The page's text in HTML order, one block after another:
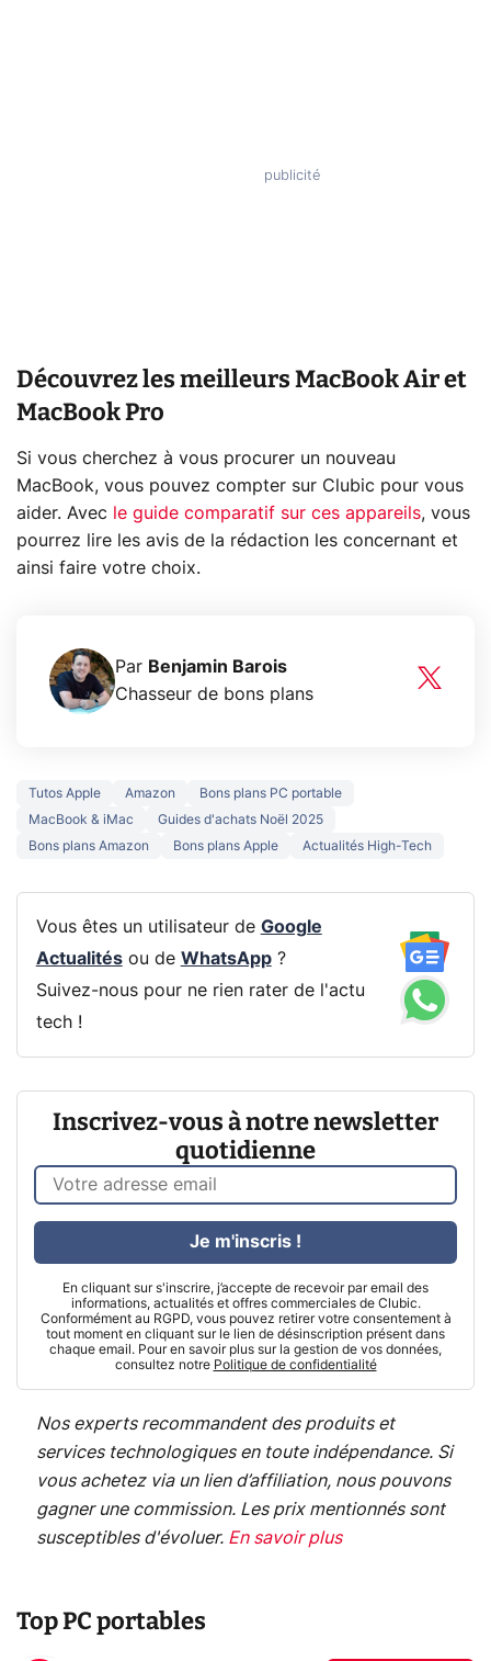
Découvrez les meilleurs MacBook Air et
MacBook Pro
Si vous cherchez à vous procurer un nouveau
MacBook, vous pouvez compter sur Clubic pour vous
aider. Avec
le guide comparatif sur ces appareils, vous
pourrez lire les avis de la rédaction les concernant et
ainsi faire votre choix.
Par Benjamin Barois
Chasseur de bons plans
Tutos Apple Amazon
Bons plans PC portable
MacBook & iMac
Guides d'achats Noël 2025
Bons plans Amazon
Bons plans Apple Actualités High-Tech
Vous êtes un utilisateur de Google
Actualitésou de WhatsApp?
Suivez-nous pour ne rien rater de l'actu
tech !
Inscrivez-vous à notre newsletter
quotidienne
En cliquant sur s'inscrire, j’accepte de recevoir par email des
informations, actualités et offres commerciales de Clubic.
Conformément au RGPD, vous pouvez retirer votre consentement à
tout moment en cliquant sur le lien de désinscription présent dans
chaque email. Pour en savoir plus sur la gestion de vos données,
consultez notre Politique de confidentialité
Je m'inscris !
Nos experts recommandent des produits et
services technologiques en toute indépendance. Si
vous achetez via un lien d’affiliation, nous pouvons
gagner une commission. Les prix mentionnés sont
susceptibles d'évoluer. En savoir plus
Top PC portables